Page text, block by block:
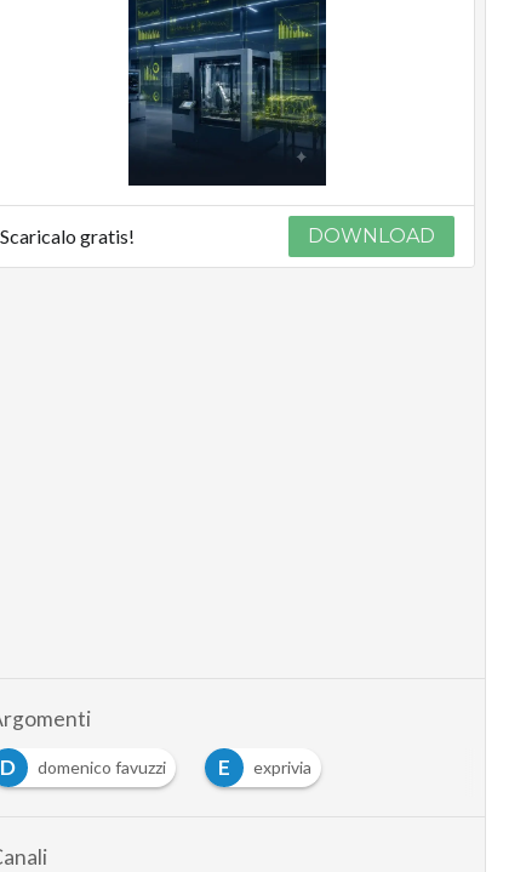
Scaricalo gratis! DOWNLOAD
D
domenico favuzzi E exprivia